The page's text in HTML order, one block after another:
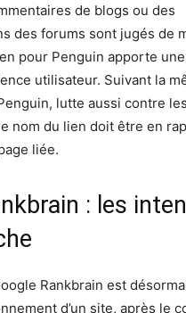
de blogs ou des
des forums sont jugés de
pour Penguin apporte
utilisateur. Suivant la
lutte aussi contre
nom du lien doit être en
liée.
: les
Rankbrain est
d’un site, après le